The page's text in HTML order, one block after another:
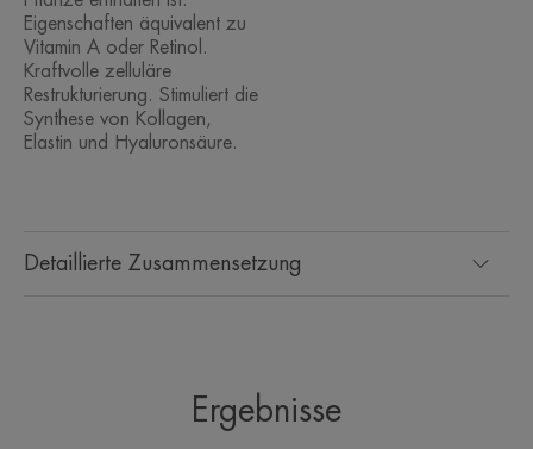
*Realtest, 84 Proband:innen, nach 1 Anwendung/T über 56 Tage.
***Realtest - 84 Proband:innen - Ergebnisse nach 1. Anwendung.
**Instrumenteller Test, 22 Proband:innen, einmalige Anwendung.
Detaillierte Zusammensetzung
Eigenschaften äquivalent zu
Vitamin A oder Retinol.
Kraftvolle zelluläre
Restrukturierung. Stimuliert die
Synthese von Kollagen,
Elastin und Hyaluronsäure.
Ergebnisse